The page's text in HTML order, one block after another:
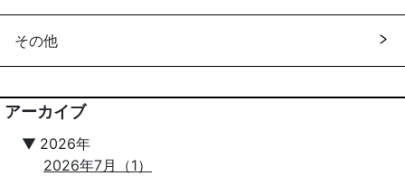
その他
アーカイブ
▼ 2026年
2026年7月（1）